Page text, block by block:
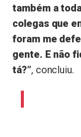
também a
colegas que
foram me
gente. E não
tá?”, concluiu.